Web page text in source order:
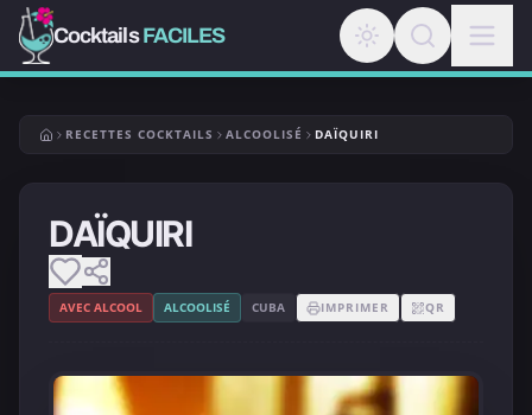
CocktailsFACILES
RECETTES COCKTAILS ALCOOLISÉ DAÏQUIRI
DAÏQUIRI
AVEC ALCOOL ALCOOLISÉ CUBA IMPRIMER QR